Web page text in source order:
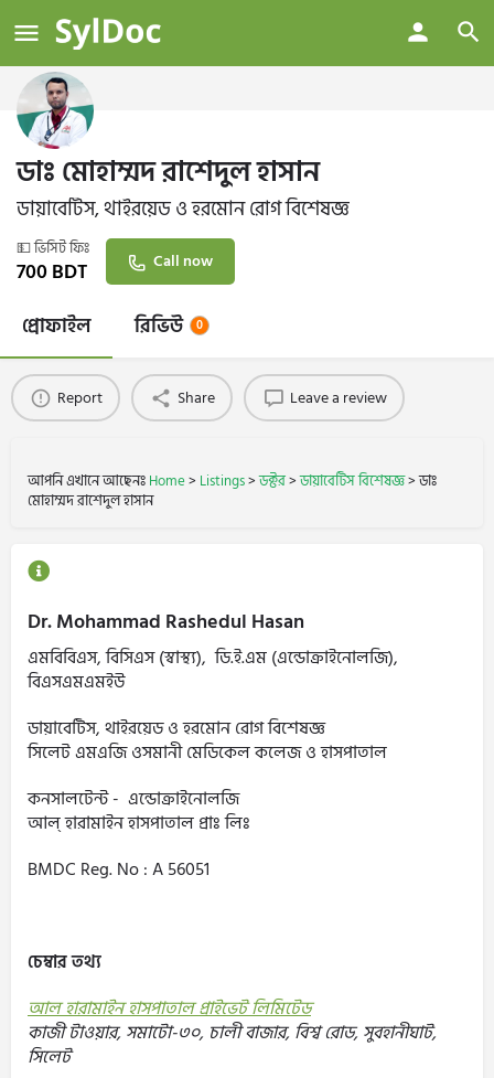
ডাঃ মোহাম্মদ রাশেদুল হাসান
ডায়াবেটিস, থাইরয়েড ও হরমোন রোগ বিশেষজ্ঞ
💵 ভিসিট ফিঃ
700BDT Call now
প্রোফাইল রিভিউ 0
Report Share Leave a review
আপনি এখানে আছেনঃHome> Listings>ডক্টর>ডায়াবেটিস বিশেষজ্ঞ>ডাঃ
মোহাম্মদ রাশেদুল হাসান
Dr. Mohammad Rashedul Hasan
এমবিবিএস, বিসিএস (স্বাস্থ্য), ডি.ই.এম (এন্ডোক্রাইনোলজি),
বিএসএমএমইউ
ডায়াবেটিস, থাইরয়েড ও হরমোন রোগ বিশেষজ্ঞ
সিলেট এমএজি ওসমানী মেডিকেল কলেজ ও হাসপাতাল
কনসালটেন্ট - এন্ডোক্রাইনোলজি
আল্ হারামাইন হাসপাতাল প্রাঃ লিঃ
BMDC Reg. No : A 56051
চেম্বার তথ্য
আল হারামাইন হাসপাতাল প্রাইভেট লিমিটেড
কাজী টাওয়ার, সমাটো-৩০, চালী বাজার, বিশ্ব রোড, সুবহানীঘাট,
সিলেট